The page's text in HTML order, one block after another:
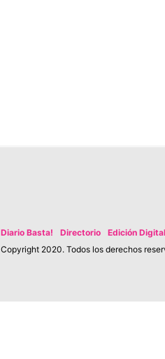
Diario Basta! Directorio Edición Digital
Copyright 2020. Todos los derechos